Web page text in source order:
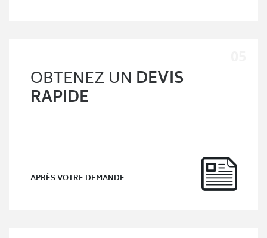
OBTENEZ UN DEVIS
RAPIDE
APRÈS VOTRE DEMANDE